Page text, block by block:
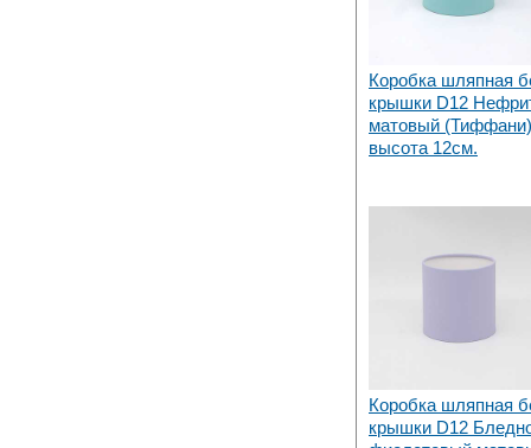
Коробка шляпная
крышки D12
матовый
высота 12см.
Коробка шляпная
крышки D12